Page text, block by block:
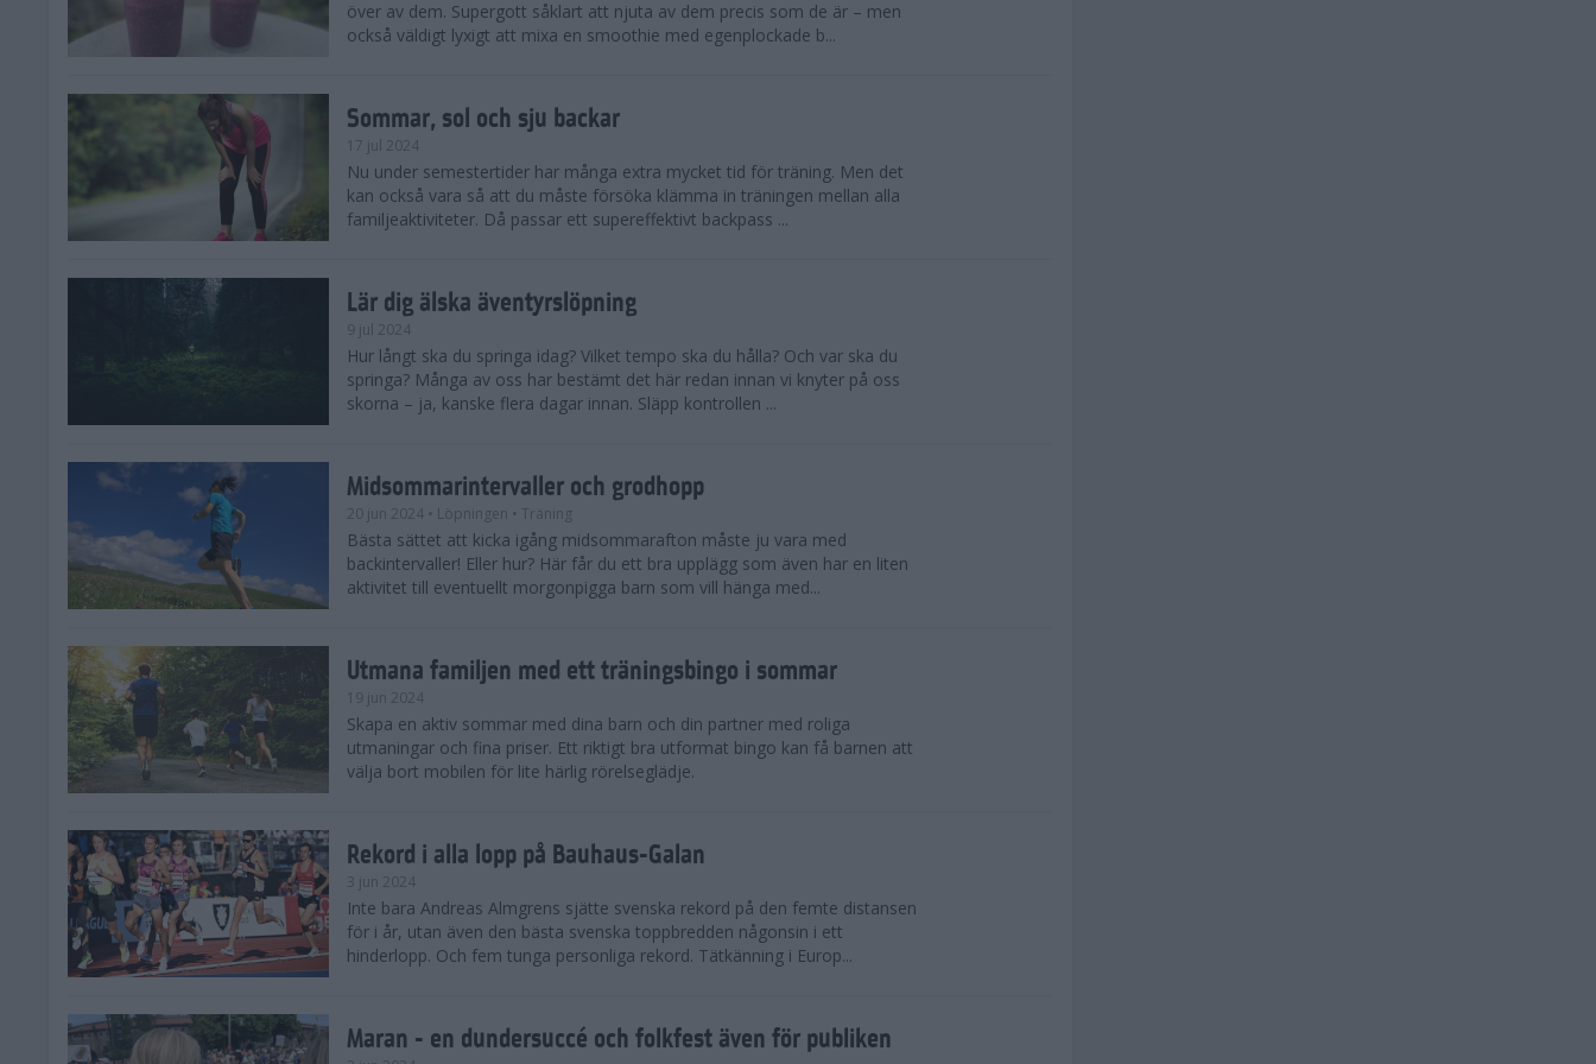
över av dem. Supergott såklart att njuta av dem precis som de är – men
också väldigt lyxigt att mixa en smoothie med egenplockade b...
Sommar, sol och sju backar
17 jul 2024
Nu under semestertider har många extra mycket tid för träning. Men det
kan också vara så att du måste försöka klämma in träningen mellan alla
familjeaktiviteter. Då passar ett supereffektivt backpass ...
Lär dig älska äventyrslöpning
9 jul 2024
Hur långt ska du springa idag? Vilket tempo ska du hålla? Och var ska du
springa? Många av oss har bestämt det här redan innan vi knyter på oss
skorna – ja, kanske flera dagar innan. Släpp kontrollen ...
Midsommarintervaller och grodhopp
20 jun 2024 • Löpningen • Träning
Bästa sättet att kicka igång midsommarafton måste ju vara med
backintervaller! Eller hur? Här får du ett bra upplägg som även har en liten
aktivitet till eventuellt morgonpigga barn som vill hänga med...
Utmana familjen med ett träningsbingo i sommar
19 jun 2024
Skapa en aktiv sommar med dina barn och din partner med roliga
utmaningar och fina priser. Ett riktigt bra utformat bingo kan få barnen att
välja bort mobilen för lite härlig rörelseglädje.
Rekord i alla lopp på Bauhaus-Galan
3 jun 2024
Inte bara Andreas Almgrens sjätte svenska rekord på den femte distansen
för i år, utan även den bästa svenska toppbredden någonsin i ett
hinderlopp. Och fem tunga personliga rekord. Tätkänning i Europ...
Maran - en dundersuccé och folkfest även för publiken